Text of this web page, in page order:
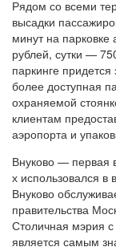
Рядом со всеми
высадки
минут на парковке
рублей, сутки —
паркинге
более доступная
охраняемой
клиентам
аэропорта и
Внуково — первая
х использовался
Внуково
правительства
Столичная мэрия с
является самым